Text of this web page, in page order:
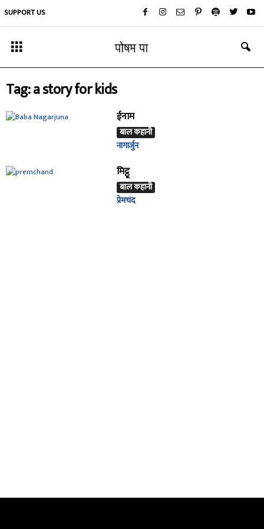
SUPPORT US
Tag: a story for kids
ईनाम
बाल कहानी
नागार्जुन
मिट्ठू
बाल कहानी
प्रेमचंद